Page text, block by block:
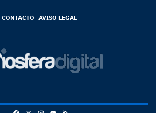
CONTACTO AVISO LEGAL